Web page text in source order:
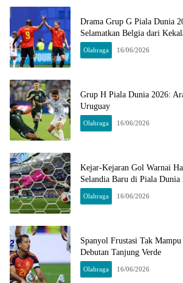
Drama Grup G Piala Dunia
Selamatkan Belgia dari
Olahraga 16/06/2026
Grup H Piala Dunia 2026:
Uruguay
Olahraga 16/06/2026
Kejar-Kejaran Gol Warnai
Selandia Baru di Piala Dunia
Olahraga 16/06/2026
Spanyol Frustasi Tak
Debutan Tanjung Verde
Olahraga 16/06/2026